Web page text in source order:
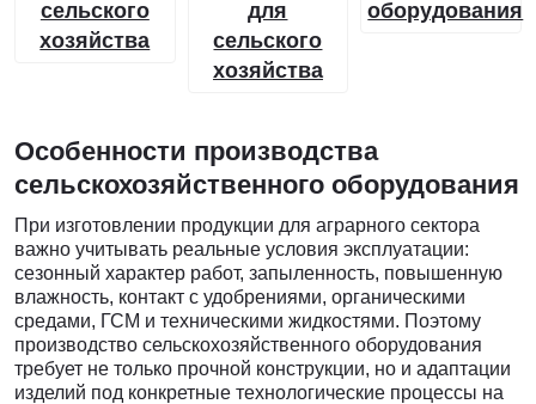
Особенности производства
сельскохозяйственного оборудования
При изготовлении продукции для аграрного сектора
важно учитывать реальные условия эксплуатации:
сезонный характер работ, запыленность, повышенную
влажность, контакт с удобрениями, органическими
средами, ГСМ и техническими жидкостями. Поэтому
производство сельскохозяйственного оборудования
требует не только прочной конструкции, но и адаптации
изделий под конкретные технологические процессы на